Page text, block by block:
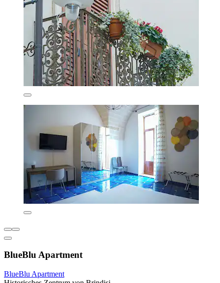
BlueBlu Apartment
BlueBlu Apartment